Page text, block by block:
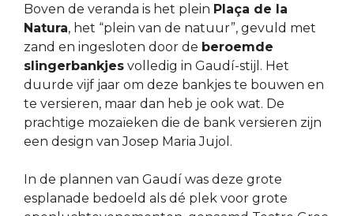
Boven de veranda is het plein Plaça de la
Natura, het “plein van de natuur”, gevuld met
zand en ingesloten door de beroemde
slingerbankjes volledig in Gaudí-stijl. Het
duurde vijf jaar om deze bankjes te bouwen en
te versieren, maar dan heb je ook wat. De
prachtige mozaïeken die de bank versieren zijn
een design van Josep Maria Jujol.
In de plannen van Gaudí was deze grote
esplanade bedoeld als dé plek voor grote